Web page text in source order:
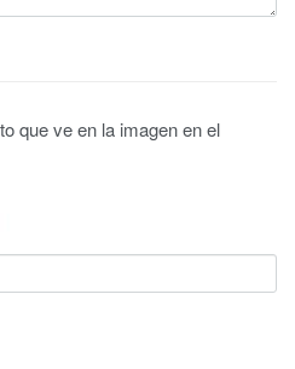
que ve en la imagen en el